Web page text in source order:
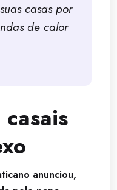
casas por
de calor
anunciou,